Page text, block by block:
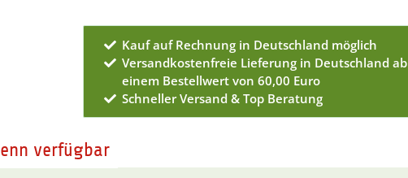
Kauf auf Rechnung in Deutschland möglich
Versandkostenfreie Lieferung in Deutschland ab
einem Bestellwert von 60,00 Euro
Schneller Versand & Top Beratung
verfügbar